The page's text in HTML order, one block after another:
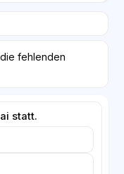
fehlenden
statt.